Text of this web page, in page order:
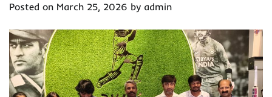
Posted on March 25, 2026 by admin